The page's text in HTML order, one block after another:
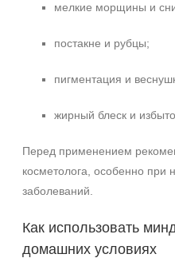
мелкие морщины и
постакне и рубцы;
пигментация и
жирный блеск и
Перед применением
косметолога, особенно при
заболеваний.
Как использовать
домашних условиях